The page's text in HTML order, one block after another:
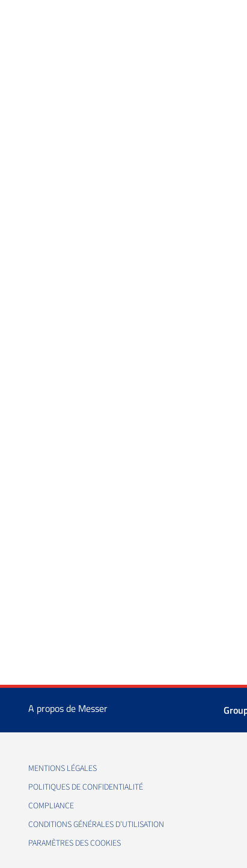
A propos de Messer
MENTIONS LÉGALES
POLITIQUES DE CONFIDENTIALITÉ
COMPLIANCE
CONDITIONS GÉNÉRALES D'UTILISATION
PARAMÈTRES DES COOKIES